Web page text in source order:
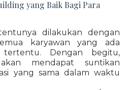
yang Baik Bagi Para
dilakukan dengan
karyawan yang ada
tertentu. Dengan begitu,
mendapat suntikan
yang sama dalam waktu